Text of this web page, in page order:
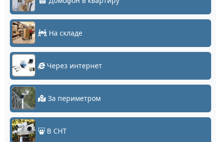
На складе
Через интернет
За периметром
В СНТ